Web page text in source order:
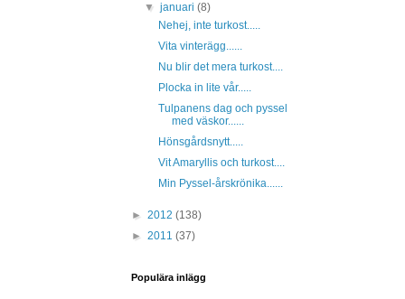
▼januari(8)
Nehej, inte turkost.....
Vita vinterägg......
Nu blir det mera turkost....
Plocka in lite vår.....
Tulpanens dag och pyssel
med väskor......
Hönsgårdsnytt.....
Vit Amaryllis och turkost....
Min Pyssel-årskrönika......
► 2012 (138)
► 2011 (37)
Populära inlägg